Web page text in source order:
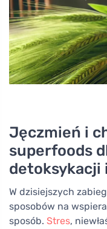
Jęczmień i
superfoods
detoksykacji
W dzisiejszych
sposobów na
sposób. Stres,